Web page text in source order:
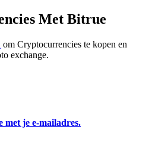
Met Bitrue
om Cryptocurrencies te kopen en
exchange.
je e-mailadres.